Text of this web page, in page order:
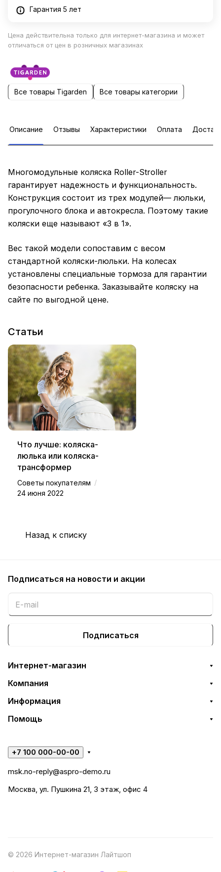
Гарантия 5 лет
Цена действительна только для интернет-магазина и может
отличаться от цен в розничных магазинах
Все товары Tigarden Все товары категории
Описание Отзывы Характеристики Оплата
Многомодульные коляска Roller-Stroller
гарантирует надежность и функциональность.
Конструкция состоит из трех модулей— люльки,
прогулочного блока и автокресла. Поэтому такие
коляски еще называют «3 в 1».
Вес такой модели сопоставим с весом
стандартной коляски-люльки. На колесах
установлены специальные тормоза для гарантии
безопасности ребенка. Заказывайте коляску на
сайте по выгодной цене.
Статьи
Что лучше: коляска-
люлька или коляска-
трансформер
Советы покупателям /
24 июня 2022
Назад к списку
Подписаться на новости и акции
Подписаться
Интернет-магазин
Компания
Информация
Помощь
+7 100 000-00-00
msk.no-reply@aspro-demo.ru
Москва, ул. Пушкина 21, 3 этаж, офис 4
© 2026 Интернет-магазин Лайтшоп